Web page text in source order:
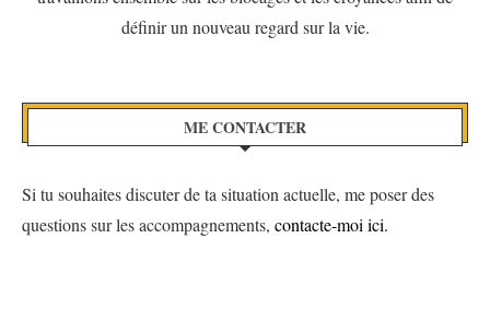
définir un nouveau regard sur la vie.
ME CONTACTER
Si tu souhaites discuter de ta situation actuelle, me poser des
questions sur les accompagnements, contacte-moi ici.